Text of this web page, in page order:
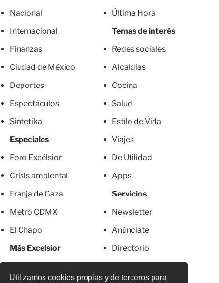
Utilizamos cookies propias y de terceros para
Nacional
Internacional
Finanzas
Ciudad de México
Deportes
Espectáculos
Sintetika
Especiales
Foro Excélsior
Crisis ambiental
Franja de Gaza
Metro CDMX
El Chapo
Más Excelsior
Última Hora
Temas de interés
Redes sociales
Alcaldías
Cocina
Salud
Estilo de Vida
Viajes
De Utilidad
Apps
Servicios
Newsletter
Anúnciate
Directorio